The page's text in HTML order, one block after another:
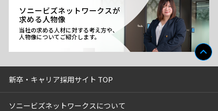
ソニービズネットワークスが
求める人物像
当社の求める人材に対する考え方や、
人物像についてご紹介します。
新卒・キャリア採用サイト TOP
ソニービズネットワークスについて